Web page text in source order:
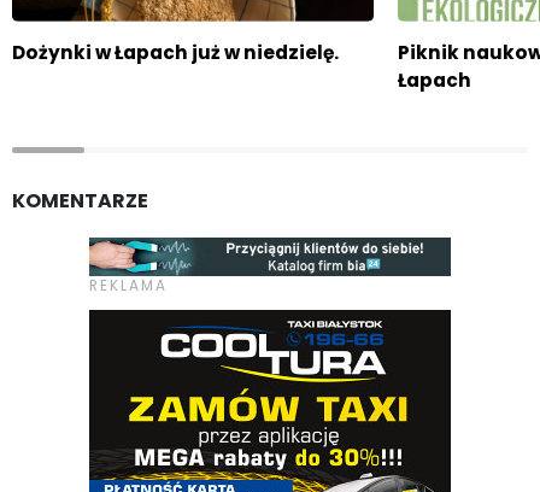
Dożynki w Łapach już w niedzielę.
Piknik
Łapach
KOMENTARZE